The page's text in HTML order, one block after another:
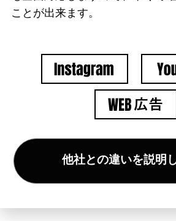
ことが出来ます。
他社との違いを説明